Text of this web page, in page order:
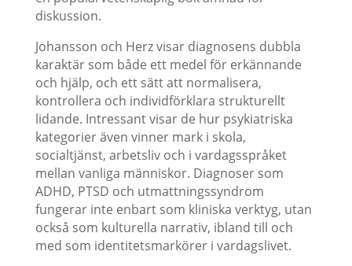
diskussion.
Johansson och Herz visar diagnosens dubbla
karaktär som både ett medel för erkännande
och hjälp, och ett sätt att normalisera,
kontrollera och individförklara strukturellt
lidande. Intressant visar de hur psykiatriska
kategorier även vinner mark i skola,
socialtjänst, arbetsliv och i vardagsspråket
mellan vanliga människor. Diagnoser som
ADHD, PTSD och utmattningssyndrom
fungerar inte enbart som kliniska verktyg, utan
också som kulturella narrativ, ibland till och
med som identitetsmarkörer i vardagslivet.